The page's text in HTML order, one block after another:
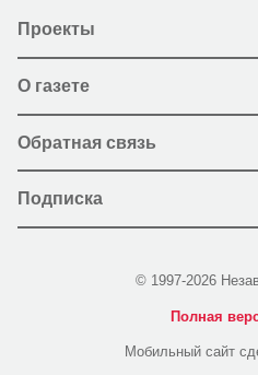
Проекты
О газете
Обратная связь
Подписка
© 1997-2026
Полная
Мобильный сайт